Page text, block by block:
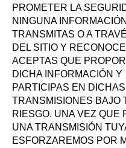
PROMETER LA
NINGUNA
TRANSMITAS O A
DEL SITIO Y
ACEPTAS QUE
DICHA INFORMACIÓN Y
PARTICIPAS EN DICHAS
TRANSMISIONES BAJO
RIESGO. UNA VEZ QUE
UNA TRANSMISIÓN
ESFORZAREMOS POR